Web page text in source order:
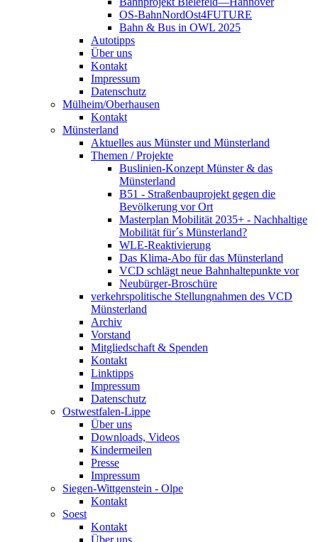
OS-BahnNordOst4FUTURE
Bahn & Bus in OWL 2025
Autotipps
Über uns
Kontakt
Impressum
Datenschutz
Mülheim/Oberhausen
Kontakt
Münsterland
Aktuelles aus Münster und Münsterland
Themen / Projekte
Buslinien-Konzept Münster & das
Münsterland
B51 - Straßenbauprojekt gegen die
Bevölkerung vor Ort
Masterplan Mobilität 2035+ - Nachhaltige
Mobilität für´s Münsterland?
WLE-Reaktivierung
Das Klima-Abo für das Münsterland
VCD schlägt neue Bahnhaltepunkte vor
Neubürger-Broschüre
verkehrspolitische Stellungnahmen des VCD
Münsterland
Archiv
Vorstand
Mitgliedschaft & Spenden
Kontakt
Linktipps
Impressum
Datenschutz
Ostwestfalen-Lippe
Über uns
Downloads, Videos
Kindermeilen
Presse
Impressum
Siegen-Wittgenstein - Olpe
Kontakt
Soest
Kontakt
Über uns